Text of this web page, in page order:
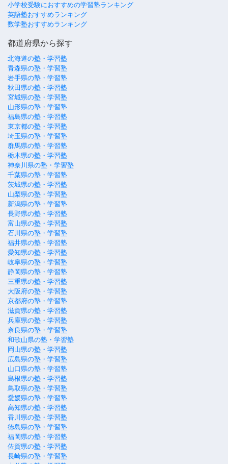
小学校受験におすすめの学習塾ランキング
英語塾おすすめランキング
数学塾おすすめランキング
都道府県から探す
北海道の塾・学習塾
青森県の塾・学習塾
岩手県の塾・学習塾
秋田県の塾・学習塾
宮城県の塾・学習塾
山形県の塾・学習塾
福島県の塾・学習塾
東京都の塾・学習塾
埼玉県の塾・学習塾
群馬県の塾・学習塾
栃木県の塾・学習塾
神奈川県の塾・学習塾
千葉県の塾・学習塾
茨城県の塾・学習塾
山梨県の塾・学習塾
新潟県の塾・学習塾
長野県の塾・学習塾
富山県の塾・学習塾
石川県の塾・学習塾
福井県の塾・学習塾
愛知県の塾・学習塾
岐阜県の塾・学習塾
静岡県の塾・学習塾
三重県の塾・学習塾
大阪府の塾・学習塾
京都府の塾・学習塾
滋賀県の塾・学習塾
兵庫県の塾・学習塾
奈良県の塾・学習塾
和歌山県の塾・学習塾
岡山県の塾・学習塾
広島県の塾・学習塾
山口県の塾・学習塾
島根県の塾・学習塾
鳥取県の塾・学習塾
愛媛県の塾・学習塾
高知県の塾・学習塾
香川県の塾・学習塾
徳島県の塾・学習塾
福岡県の塾・学習塾
佐賀県の塾・学習塾
長崎県の塾・学習塾